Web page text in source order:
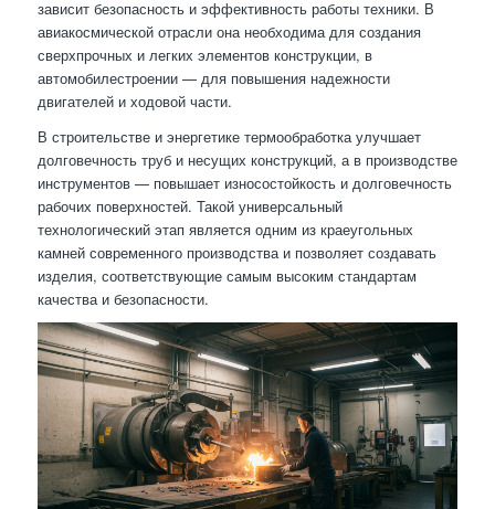
зависит безопасность и эффективность работы техники. В
авиакосмической отрасли она необходима для создания
сверхпрочных и легких элементов конструкции, в
автомобилестроении — для повышения надежности
двигателей и ходовой части.
В строительстве и энергетике термообработка улучшает
долговечность труб и несущих конструкций, а в производстве
инструментов — повышает износостойкость и долговечность
рабочих поверхностей. Такой универсальный
технологический этап является одним из краеугольных
камней современного производства и позволяет создавать
изделия, соответствующие самым высоким стандартам
качества и безопасности.